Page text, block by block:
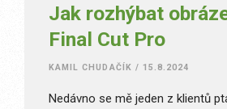
Jak rozhýbat
Final Cut Pro
KAMIL CHUDAČÍK / 15.8.2024
Nedávno se mě jeden z klientů